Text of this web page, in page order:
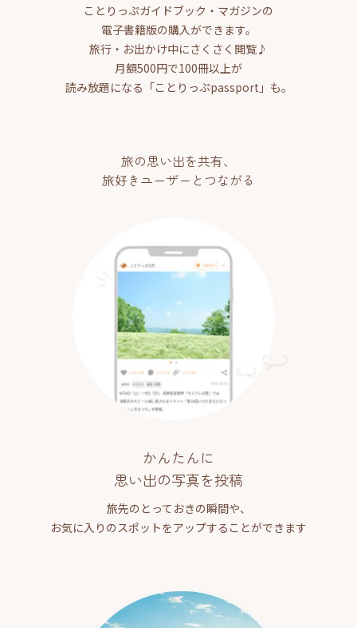
ことりっぷガイドブック・マガジンの
電子書籍版の購入ができます。
旅行・お出かけ中にさくさく閲覧♪
月額500円で100冊以上が
読み放題になる「ことりっぷpassport」も。
旅の思い出を共有、
旅好きユーザーとつながる
かんたんに
思い出の写真を投稿
旅先のとっておきの瞬間や、
お気に入りのスポットをアップすることができます